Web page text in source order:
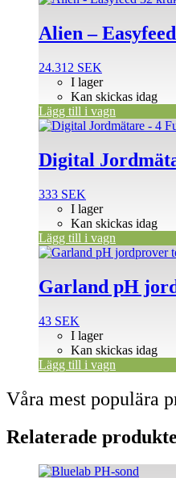
Alien –
24.312 SEK
I lager
Kan skickas idag
Lägg till i vagn
Digital
333 SEK
I lager
Kan skickas idag
Lägg till i vagn
Garland pH
43 SEK
I lager
Kan skickas idag
Lägg till i vagn
Våra mest populära
Relaterade